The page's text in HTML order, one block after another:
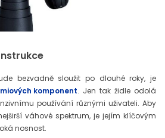
bezvadně sloužit po dlouhé roky, je
komponent. Jen tak židle odolá
používání různými uživateli. Aby
váhové spektrum, je jejím klíčovým
nosnost.